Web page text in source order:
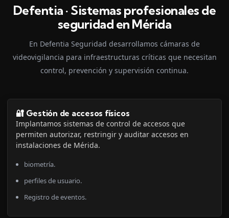
Defentia · Sistemas profesionales de
seguridad en Mérida
En Defentia Seguridad desarrollamos cámaras de
videovigilancia para infraestructuras críticas que necesitan
control, prevención y supervisión continua.
🔐 Gestión de accesos físicos
Implantamos sistemas de control de accesos que
permiten autorizar, restringir y auditar accesos en
instalaciones de Mérida.
biometría.
perfiles de usuario.
Registro de eventos.